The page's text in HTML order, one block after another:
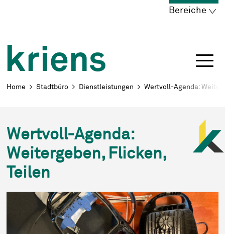
Navigieren in Kriens
Bereiche
Breadcrumb
Home Stadtbüro Dienstleistungen Wertvoll-Agenda:
Wertvoll-Agenda:
Weitergeben, Flicken,
Teilen